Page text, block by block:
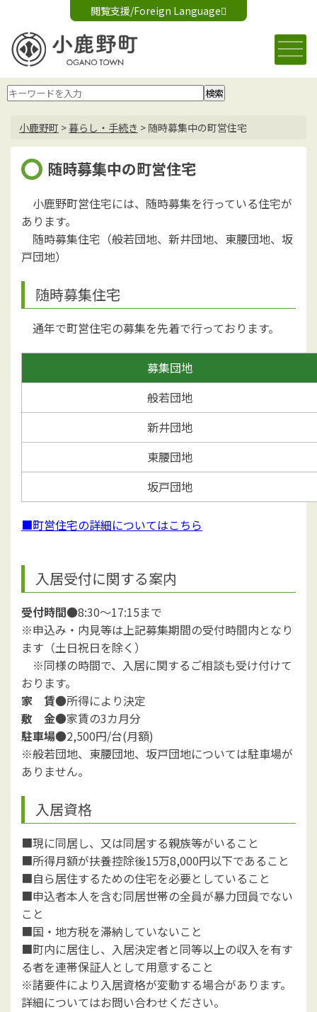
閲覧支援/Foreign Language
音声読み上げ
大
背景色変更 Foreign Language
小鹿野町 >暮らし・手続き > 随時募集中の町営住宅
随時募集中の町営住宅
小鹿野町営住宅には、随時募集を行っている住宅が
あります。
随時募集住宅（般若団地、新井団地、東腰団地、坂
戸団地）
随時募集住宅
通年で町営住宅の募集を先着で行っております。
募集団地
般若団地
新井団地
東腰団地
坂戸団地
■町営住宅の詳細についてはこちら
入居受付に関する案内
受付時間●8:30～17:15まで
※申込み・内見等は上記募集期間の受付時間内となり
ます（土日祝日を除く）
※同様の時間で、入居に関するご相談も受け付けて
おります。
家 賃●所得により決定
敷 金●家賃の3カ月分
駐車場●2,500円/台(月額)
※般若団地、東腰団地、坂戸団地については駐車場が
ありません。
入居資格
■現に同居し、又は同居する親族等がいること
■所得月額が扶養控除後15万8,000円以下であること
■自ら居住するための住宅を必要としていること
■申込者本人を含む同居世帯の全員が暴力団員でない
こと
■国・地方税を滞納していないこと
■町内に居住し、入居決定者と同等以上の収入を有す
る者を連帯保証人として用意すること
※諸要件により入居資格が変動する場合があります。
詳細についてはお問い合わせください。